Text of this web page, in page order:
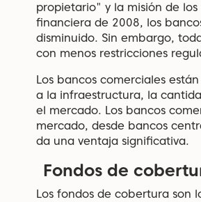
propietario" y la misión de
financiera de 2008, los
disminuido. Sin embargo,
con menos restricciones
Los bancos comerciales
a la infraestructura, la
el mercado. Los bancos
mercado, desde bancos
da una ventaja significativa.
Fondos de
Los fondos de cobertura son